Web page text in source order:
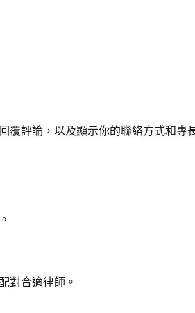
覆評論，以及顯示你的聯絡方式和專
對合適律師。